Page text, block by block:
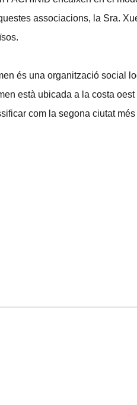
associacions, la Sra.
és una organització
està ubicada a la costa
com la segona ciutat